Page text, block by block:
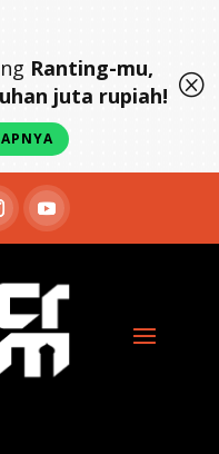
Ranting-mu,
juta rupiah! Q